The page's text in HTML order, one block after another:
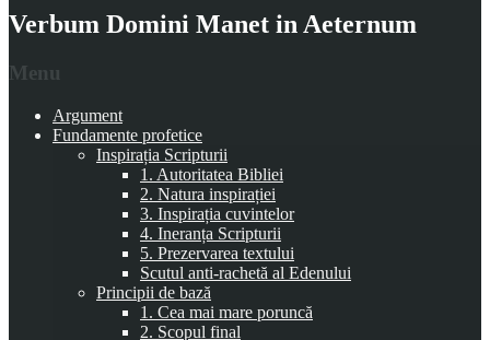
Verbum Domini Manet in Aeternum
Menu
Argument
Fundamente profetice
Inspirația Scripturii
1. Autoritatea Bibliei
2. Natura inspirației
3. Inspirația cuvintelor
4. Ineranța Scripturii
5. Prezervarea textului
Scutul anti-rachetă al Edenului
Principii de bază
1. Cea mai mare poruncă
2. Scopul final